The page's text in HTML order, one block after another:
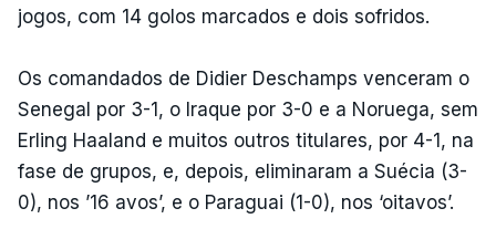
jogos, com 14 golos marcados e dois sofridos.
Os comandados de Didier Deschamps venceram o
Senegal por 3-1, o Iraque por 3-0 e a Noruega, sem
Erling Haaland e muitos outros titulares, por 4-1, na
fase de grupos, e, depois, eliminaram a Suécia (3-
0), nos ’16 avos’, e o Paraguai (1-0), nos ‘oitavos’.